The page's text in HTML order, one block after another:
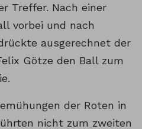
Treffer. Nach einer
vorbei und nach
ausgerechnet der
Götze den Ball zum
der Roten in
nicht zum zweiten